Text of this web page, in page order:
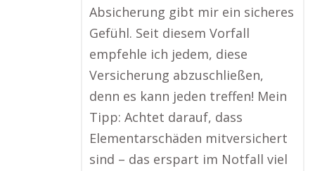
Absicherung gibt mir ein sicheres
Gefühl. Seit diesem Vorfall
empfehle ich jedem, diese
Versicherung abzuschließen,
denn es kann jeden treffen! Mein
Tipp: Achtet darauf, dass
Elementarschäden mitversichert
sind – das erspart im Notfall viel